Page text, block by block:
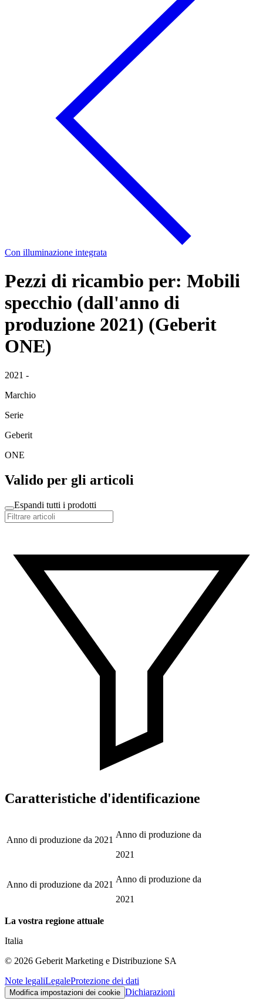
Con illuminazione integrata
Pezzi di ricambio per: Mobili
specchio (dall'anno di
produzione 2021) (Geberit
ONE)
2021 -
Marchio
Serie
Geberit
ONE
Valido per gli articoli
Espandi tutti i prodotti
Caratteristiche d'identificazione
Anno di produzione da 2021
Anno di produzione da
2021
Anno di produzione da 2021
Anno di produzione da
2021
La vostra regione attuale
Italia
© 2026 Geberit Marketing e Distribuzione SA
Note legaliLegaleProtezione dei dati
Modifica impostazioni dei cookie Dichiarazioni